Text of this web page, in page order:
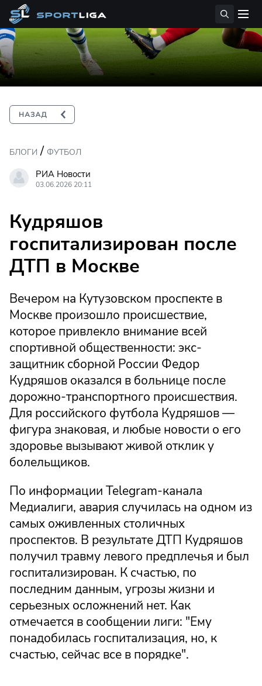
БЛОГИ / ФУТБОЛ
РИА Новости
03.06.2026 20:11
Кудряшов
госпитализирован после
ДТП в Москве
Вечером на Кутузовском проспекте в
Москве произошло происшествие,
которое привлекло внимание всей
спортивной общественности: экс-
защитник сборной России Федор
Кудряшов оказался в больнице после
дорожно-транспортного происшествия.
Для российского футбола Кудряшов —
фигура знаковая, и любые новости о его
здоровье вызывают живой отклик у
болельщиков.
По информации Telegram-канала
Медиалиги, авария случилась на одном из
самых оживленных столичных
проспектов. В результате ДТП Кудряшов
получил травму левого предплечья и был
госпитализирован. К счастью, по
последним данным, угрозы жизни и
серьезных осложнений нет. Как
отмечается в сообщении лиги: "Ему
понадобилась госпитализация, но, к
счастью, сейчас все в порядке".